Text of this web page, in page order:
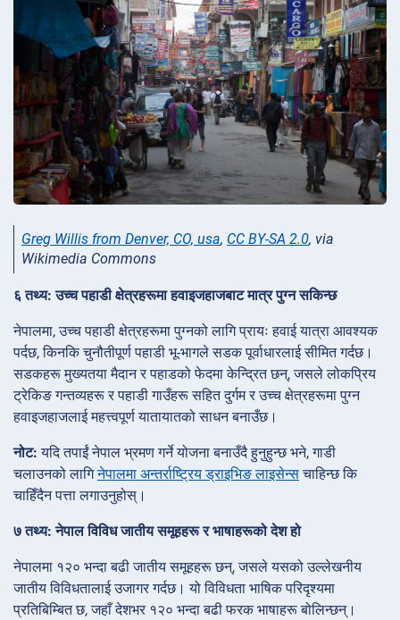
Greg Willis from Denver, CO, usa, CC BY-SA 2.0, via
Wikimedia Commons
६ तथ्य: उच्च पहाडी क्षेत्रहरूमा हवाइजहाजबाट मात्र पुग्न सकिन्छ
नेपालमा, उच्च पहाडी क्षेत्रहरूमा पुग्नको लागि प्रायः हवाई यात्रा आवश्यक
पर्दछ, किनकि चुनौतीपूर्ण पहाडी भू-भागले सडक पूर्वाधारलाई सीमित गर्दछ।
सडकहरू मुख्यतया मैदान र पहाडको फेदमा केन्द्रित छन्, जसले लोकप्रिय
ट्रेकिङ गन्तव्यहरू र पहाडी गाउँहरू सहित दुर्गम र उच्च क्षेत्रहरूमा पुग्न
हवाइजहाजलाई महत्त्वपूर्ण यातायातको साधन बनाउँछ।
नोट: यदि तपाईं नेपाल भ्रमण गर्ने योजना बनाउँदै हुनुहुन्छ भने, गाडी
चलाउनको लागिनेपालमा अन्तर्राष्ट्रिय ड्राइभिङ लाइसेन्सचाहिन्छ कि
चाहिँदैन पत्ता लगाउनुहोस्।
७ तथ्य: नेपाल विविध जातीय समूहहरू र भाषाहरूको देश हो
नेपालमा १२० भन्दा बढी जातीय समूहहरू छन्, जसले यसको उल्लेखनीय
जातीय विविधतालाई उजागर गर्दछ। यो विविधता भाषिक परिदृश्यमा
प्रतिबिम्बित छ, जहाँ देशभर १२० भन्दा बढी फरक भाषाहरू बोलिन्छन्।